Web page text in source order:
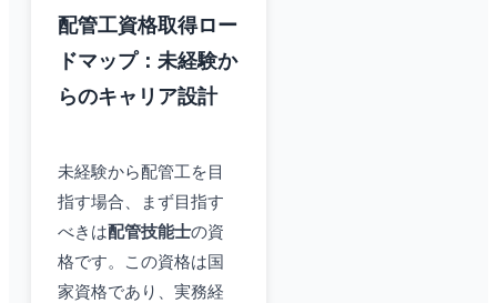
配管工資格取得ロー
ドマップ：未経験か
らのキャリア設計
未経験から配管工を目
指す場合、まず目指す
べきは配管技能士の資
格です。この資格は国
家資格であり、実務経